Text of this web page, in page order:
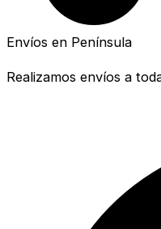
Envíos en Península
Realizamos envíos a